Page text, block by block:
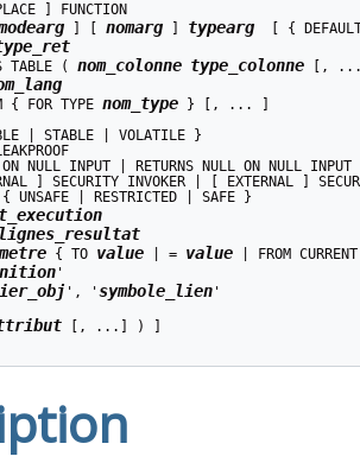
] FUNCTION
] [ nomarg ] typearg
[ {
TABLE (
nom_colonne type_colonne [,
{ FOR TYPE
nom_type } [, ... ]
| STABLE | VOLATILE }
NULL INPUT | RETURNS NULL ON NULL INPUT
] SECURITY INVOKER | [ EXTERNAL ]
UNSAFE | RESTRICTED | SAFE }
{ TO value | = value | FROM
'
', 'symbole_lien'
[, ...] ) ]